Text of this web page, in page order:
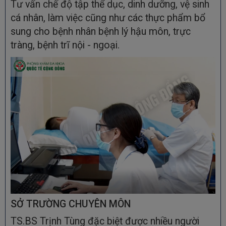
Tư vấn chế độ tập thể dục, dinh dưỡng, vệ sinh
cá nhân, làm việc cũng như các thực phẩm bổ
sung cho bệnh nhân bệnh lý hậu môn, trực
tràng, bệnh trĩ nội - ngoại.
SỞ TRƯỜNG CHUYÊN MÔN
TS.BS Trịnh Tùng đặc biệt được nhiều người